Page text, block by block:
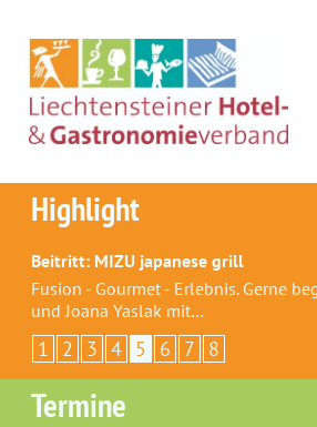
Highlight
Beitritt: MIZU japanese grill
Fusion - Gourmet - Erlebnis. Gerne
und Joana Yaslak mit…
1 2 3 4 5 6 7 8
Termine